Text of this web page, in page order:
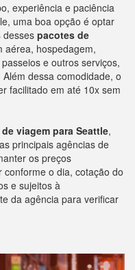
experiência e paciência
uma boa opção é optar
desses pacotes de
aérea, hospedagem,
e outros serviços,
dessa comodidade, o
facilitado em até 10x sem
viagem para Seattle,
principais agências de
os preços
o dia, cotação do
e sujeitos à
da agência para verificar